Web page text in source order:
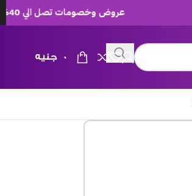
عروض وخصومات تصل الي 40% لفترة محدودة
0 جنيه